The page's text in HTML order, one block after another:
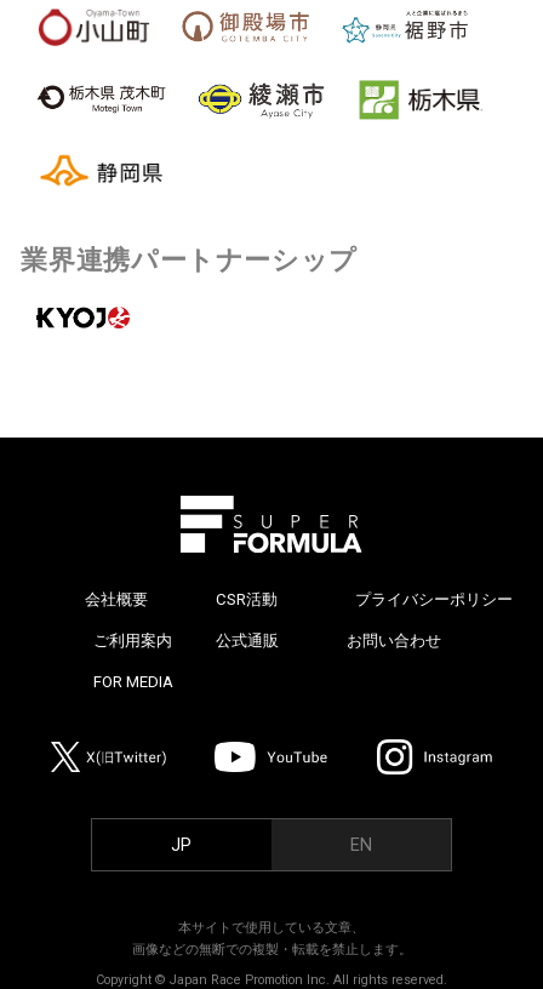
業界連携パートナーシップ
会社概要 CSR活動 プライバシーポリシー
ご利用案内 公式通販 お問い合わせ
FOR MEDIA
JP EN
本サイトで使用している文章、
画像などの無断での複製・転載を禁止します。
Copyright © Japan Race Promotion Inc. All rights reserved.